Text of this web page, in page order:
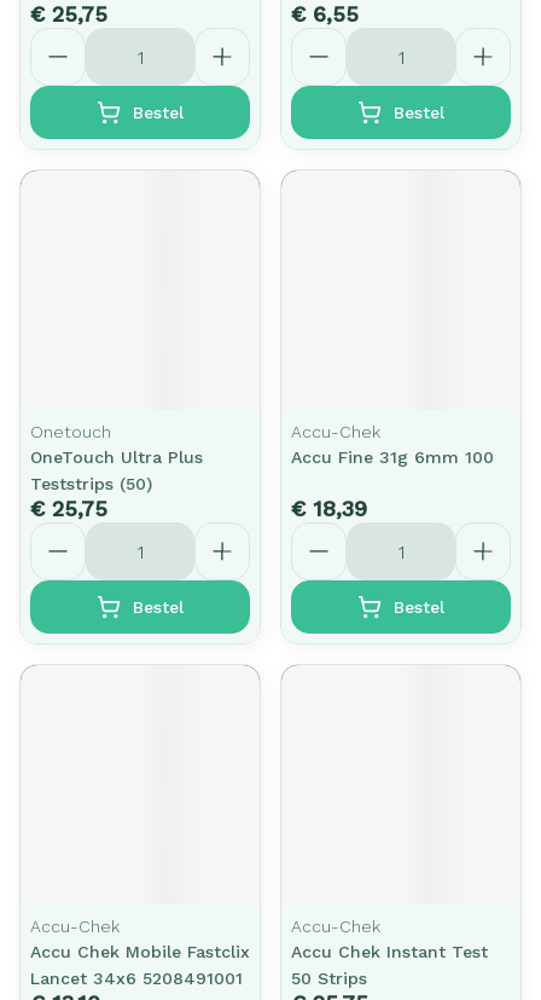
€ 25,75
Aantal
Bestel
€ 6,55
Aantal
Bestel
Onetouch
OneTouch Ultra Plus
Teststrips (50)
€ 25,75
Aantal
Bestel
Accu-Chek
Accu Fine 31g 6mm 100
€ 18,39
Aantal
Bestel
Accu-Chek
Accu Chek Mobile Fastclix
Lancet 34x6 5208491001
Accu-Chek
Accu Chek Instant Test
50 Strips